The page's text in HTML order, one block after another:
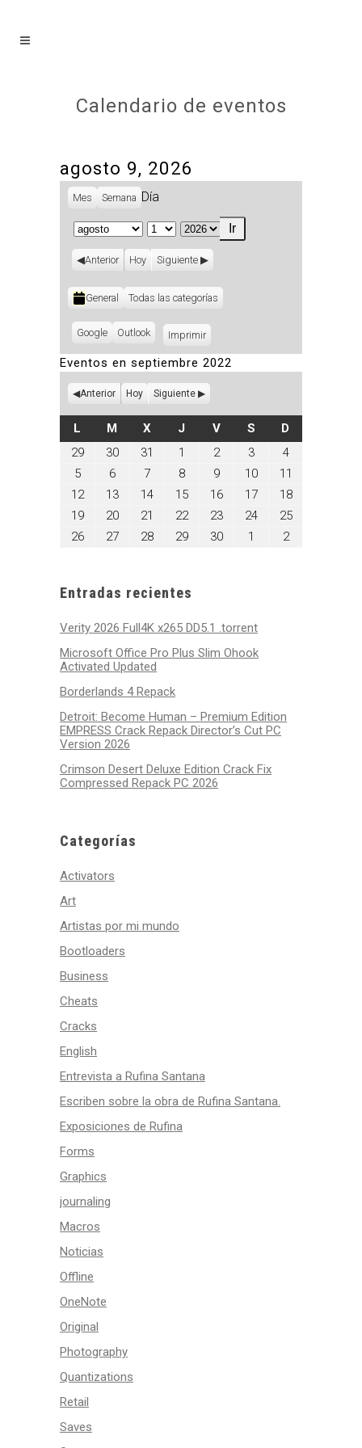
Calendario de eventos
agosto 9, 2026
Mes Semana Día
Mes
Día
Año
Anterior Hoy Siguiente
Categorías
General Todas las categorías
Subscribe
Google
Subscribe
Outlook ImprimirVistas
Eventos en septiembre 2022
Anterior Hoy Siguiente
L LUNES
M MARTES
XMIÉRCOLES
J JUEVES
VVIERNES
SSÁBADO
D
29agosto
30agosto
31
agosto
1
septiembre
2022
2septiembre
2022
3septiembre
3,
2022
4septiembre
4,
2022
5septiembre
5,
2022
6septiembre
6,
2022
7septiembre
7,
2022
8septiembre
8,
2022
9septiembre
9,
2022
10septiembre
10,
11
11,
2022
12septiembre
2022
13septiembre
2022
14septiembre
2022
15septiembre
2022
16septiembre
2022
17septiembre
2022
18septiembre
18,
2022
19septiembre
2022
20septiembre
20,
2022
21
septiembre
2022
22septiembre
2022
23septiembre
2022
24septiembre
25septiembre
26septiembre
27septiembre
28septiembre
29septiembre
30septiembre
1
octubre
2octubre
Entradas recientes
Verity 2026 Full4K x265 DD5.1 .torrent
Microsoft Office Pro Plus Slim Ohook
Activated Updated
Borderlands 4 Repack
Detroit: Become Human – Premium Edition
EMPRESS Crack Repack Director’s Cut PC
Version 2026
Crimson Desert Deluxe Edition Crack Fix
Compressed Repack PC 2026
Categorías
Activators
Art
Artistas por mi mundo
Bootloaders
Business
Cheats
Cracks
English
Entrevista a Rufina Santana
Escriben sobre la obra de Rufina Santana.
Exposiciones de Rufina
Forms
Graphics
journaling
Macros
Noticias
Offline
OneNote
Original
Photography
Quantizations
Retail
Saves